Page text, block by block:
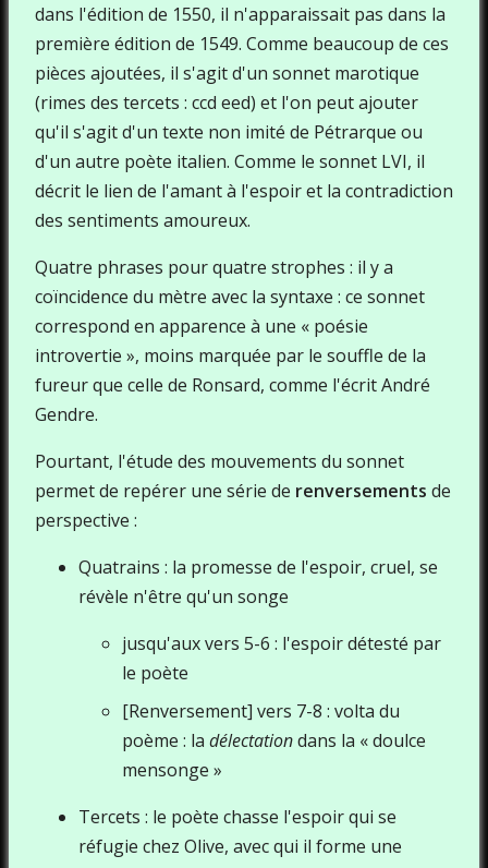
dans l'édition de 1550, il n'apparaissait pas dans la
première édition de 1549. Comme beaucoup de ces
pièces ajoutées, il s'agit d'un sonnet marotique
(rimes des tercets : ccd eed) et l'on peut ajouter
qu'il s'agit d'un texte non imité de Pétrarque ou
d'un autre poète italien. Comme le sonnet LVI, il
décrit le lien de l'amant à l'espoir et la contradiction
des sentiments amoureux.
Quatre phrases pour quatre strophes : il y a
coïncidence du mètre avec la syntaxe : ce sonnet
correspond en apparence à une « poésie
introvertie », moins marquée par le souffle de la
fureur que celle de Ronsard, comme l'écrit André
Gendre.
Pourtant, l'étude des mouvements du sonnet
permet de repérer une série de renversements de
perspective :
Quatrains : la promesse de l'espoir, cruel, se
révèle n'être qu'un songe
jusqu'aux vers 5-6 : l'espoir détesté par
le poète
[Renversement] vers 7-8 : volta du
poème : la délectationdans la « doulce
mensonge »
Tercets : le poète chasse l'espoir qui se
réfugie chez Olive, avec qui il forme une